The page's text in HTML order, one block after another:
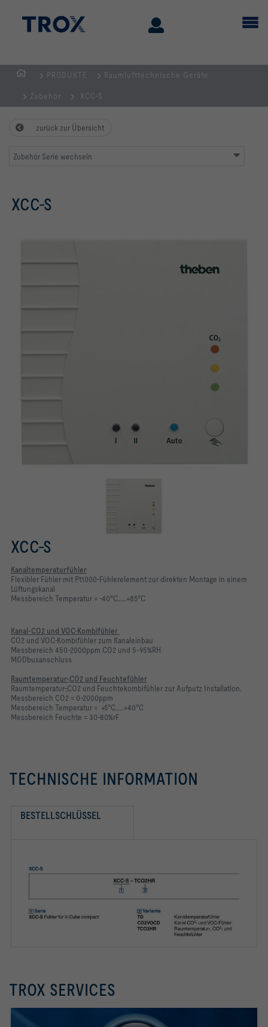
PRODUKTE Raumlufttechnische Geräte
Zubehör XCC-S
zurück zur Übersicht
Zubehör Serie wechseln
XCC-S
XCC-S
Kanaltemperaturfühler
Flexibler Fühler mit Pt1000-Fühlerelement zur direkten Montage in einem
Lüftungskanal
Messbereich Temperatur = -40°C……+85°C
Kanal-CO2 und VOC-Kombifühler
CO2 und VOC-Kombifühler zum Kanaleinbau
Messbereich 450-2000ppm CO2 und 5-95%RH
MODbusanschluss
Raumtemperatur-,CO2 und Feuchtefühler
Raumtemperatur-,CO2 und Feuchtekombifühler zur Aufputz Installation.
Messbereich CO2 = 0-2000ppm
Messbereich Temperatur = +5°C……+40°C
Messbereich Feuchte = 30-80%rF
TECHNISCHE INFORMATION
BESTELLSCHLÜSSEL
TROX SERVICES